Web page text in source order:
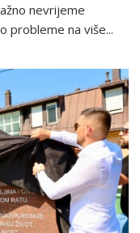
nevrijeme
probleme na više...